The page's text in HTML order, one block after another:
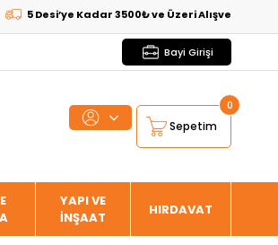
Desi’ye Kadar 3500₺ ve Üzeri Alışverişlerde
Bayi Girişi
Sepetim
0
YAPI VE
İNŞAAT
HIRDAVAT